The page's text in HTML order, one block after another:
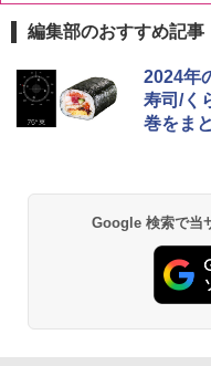
編集部のおすすめ記事
2024年
寿司/く
巻をま
Google 検索で当